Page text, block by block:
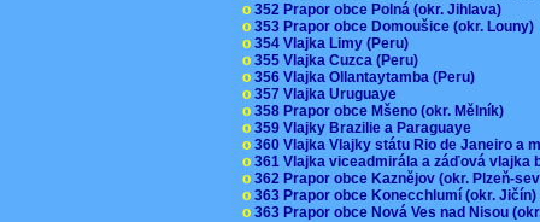
o 352 Prapor obce Polná (okr. Jihlava)
o 353 Prapor obce Domoušice (okr. Louny)
o 354 Vlajka Limy (Peru)
o 355 Vlajka Cuzca (Peru)
o 356 Vlajka Ollantaytamba (Peru)
o 357 Vlajka Uruguaye
o 358 Prapor obce Mšeno (okr. Mělník)
o 359 Vlajky Brazilie a Paraguaye
o 360 Vlajka Vlajky státu Rio de Janeiro a
o 361 Vlajka viceadmirála a záďová
o 362 Prapor obce Kaznějov (okr. Plzeň-
o 363 Prapor obce Konecchlumí (okr.
o 363 Prapor obce Nová Ves nad Nisou